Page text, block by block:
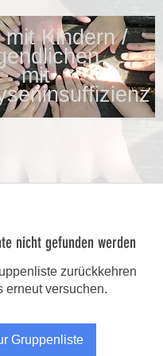
mit Kindern /
mit
nicht gefunden werden
zurückkehren
erneut versuchen.
Gruppenliste